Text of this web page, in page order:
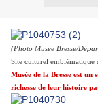
(Photo Musée Bresse/
Site culturel emblématique
Musée de la Bresse est un
richesse de leur histoire